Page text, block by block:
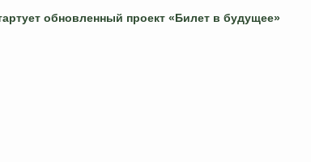
обновленный проект «Билет в будущее»